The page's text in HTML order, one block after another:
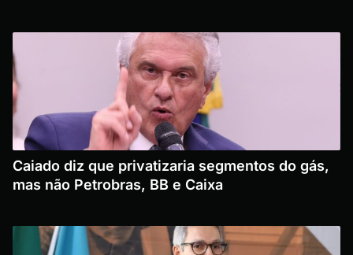
Caiado diz que privatizaria segmentos do gás,
mas não Petrobras, BB e Caixa